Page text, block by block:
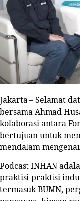
Jakarta – Selamat
bersama Ahmad
kolaborasi antara
bertujuan untuk
mendalam
Podcast INHAN
praktisi-praktisi
termasuk BUMN,